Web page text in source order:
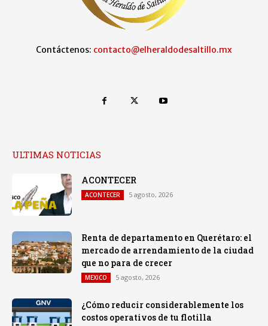
Contáctenos: contacto@elheraldodesaltillo.mx
ULTIMAS NOTICIAS
ACONTECER
ACONTECER 5 agosto, 2026
Renta de departamento en Querétaro: el
mercado de arrendamiento de la ciudad
que no para de crecer
MEXICO 5 agosto, 2026
¿Cómo reducir considerablemente los
costos operativos de tu flotilla